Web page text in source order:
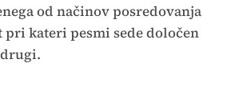
od načinov posredovanja
kateri pesmi sede določen